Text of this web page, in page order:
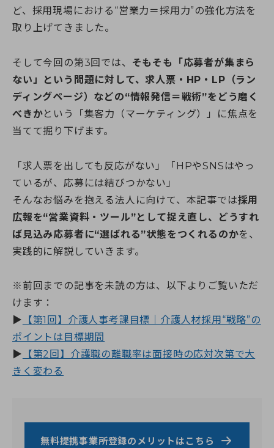
ワンコインイングリッシュ
ケアマネジャー（介護支援専門員）
ご希望講座の資料を無料でお届け
お問い合わせ
0120-961-190
9:00〜18:00（年末年始を除く）
ど、採用現場における“営業力＝採用力”の強化方法を
取り上げてきました。
そして今回の第3回では、 そもそも「応募者が集まら
ない」という問題に対して、求人票・HP・LP（ラン
ディングページ）などの“情報発信＝戦術”をどう磨く
べきかという「集客力（マーケティング）」に焦点を
当てて掘り下げます。
「求人票を出しても反応がない」「HPやSNSはやっ
ているが、応募には結びつかない」
そんなお悩みを抱える法人に向けて、本記事では採用
広報を“営業資料・ツール”として捉え直し、どうすれ
ば見込み応募者に“選ばれる”状態をつくれるのかを、
実践的に解説していきます。
※前回までの記事を未読の方は、以下よりご覧いただ
けます：
▶ 【第1回】介護人事考課目標｜介護人材採用“戦略”の
ポイントは目標期間
▶ 【第2回】介護職の離職率は面接時の応対次第で大
きく変わる
無料提携事業所登録のメリットはこちら